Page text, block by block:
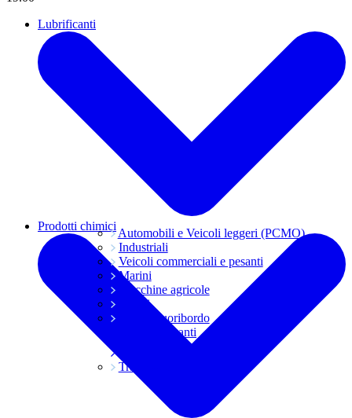
Lubrificanti
Automobili e Veicoli leggeri (PCMO)
Industriali
Veicoli commerciali e pesanti
Marini
Macchine agricole
Grassi
Moto e fuoribordo
Tutti i lubrificanti
Trasmissioni
Prodotti chimici